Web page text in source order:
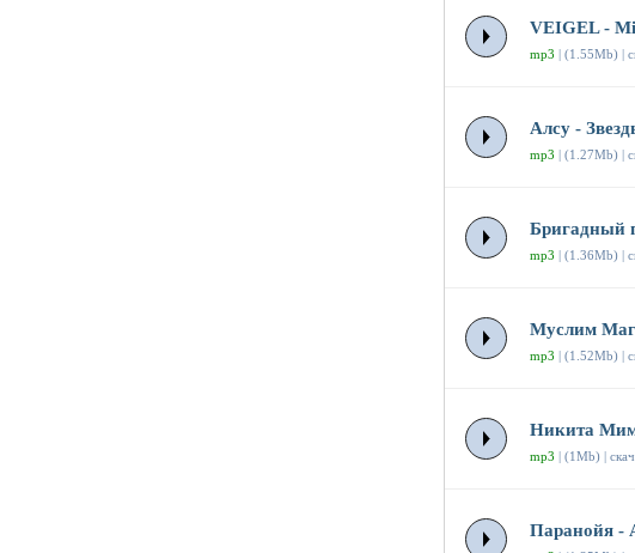
VEIGEL -
mp3 | (1.55Mb) |
Алсу -
mp3 | (1.27Mb) |
Бригадный
mp3 | (1.36Mb) |
Муслим
mp3 | (1.52Mb) |
Никита
mp3 | (1Mb) |
Паранойя -